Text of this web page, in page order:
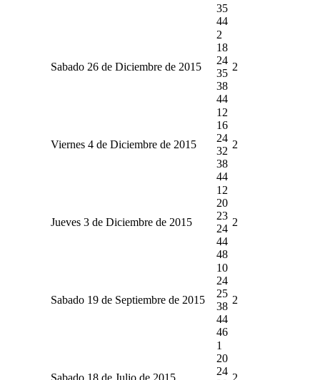
35
44
Sabado 26 de Diciembre de 2015
2
18
24
35
38
44
2
Viernes 4 de Diciembre de 2015
12
16
24
32
38
44
2
Jueves 3 de Diciembre de 2015
12
20
23
24
44
48
2
Sabado 19 de Septiembre de 2015
10
24
25
38
44
46
2
Sabado 18 de Julio de 2015
1
20
24
2